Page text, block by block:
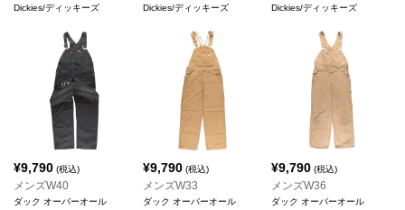
Dickies/ディッキーズ
Dickies/ディッキーズ
Dickies/ディッキーズ
¥9,790 (税込)
メンズW40
ダック オーバーオール
¥9,790(税込)
メンズW33
ダック オーバーオール
¥9,790 (税込)
メンズW36
ダック オーバーオール